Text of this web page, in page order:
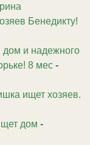
Бенедикту!
и надежного
8 мес -
ищет хозяев.
дом -